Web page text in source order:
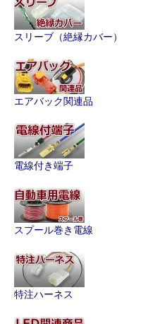
スリーブ（絶縁カバー）
エアバック関連品
電線付き端子
スプール巻き電線
特注ハーネス